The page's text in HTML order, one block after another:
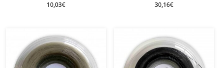
10,03€ 30,16€